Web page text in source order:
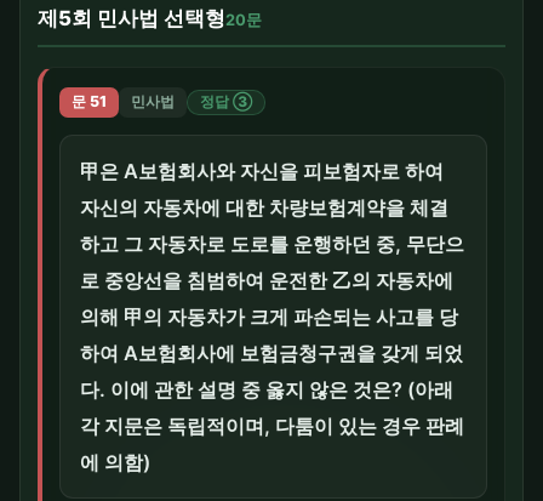
제5회 민사법 선택형20문
문 51 민사법 정답 ③
甲은 A보험회사와 자신을 피보험자로 하여
자신의 자동차에 대한 차량보험계약을 체결
하고 그 자동차로 도로를 운행하던 중, 무단으
로 중앙선을 침범하여 운전한 乙의 자동차에
의해 甲의 자동차가 크게 파손되는 사고를 당
하여 A보험회사에 보험금청구권을 갖게 되었
다. 이에 관한 설명 중 옳지 않은 것은? (아래
각 지문은 독립적이며, 다툼이 있는 경우 판례
에 의함)